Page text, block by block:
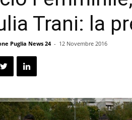
Trani: la
Puglia News 24 - 12 Novembre 2016